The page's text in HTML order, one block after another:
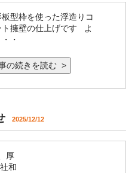
型枠を使った浮造りコ
ト擁壁の仕上げです よ
・
の続きを読む >
2025/12/12
厚
和